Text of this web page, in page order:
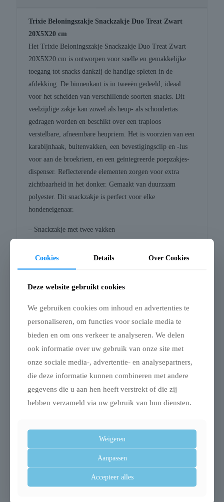
Trixie Beloningszakje Snackzakje Duo Treat Zwart
20X5X20 cm
Het Trixie Beloningszakje Snackzakje Duo Treat Zwart
20X5X20 cm is ontworpen voor snelle en gemakkelijke
toegang tot snacks dankzij de handige spleten in de
afdekking. De binnenkant is in tweeën gedeeld, ideaal
voor het scheiden van verschillende soorten snacks. Dit
veelzijdige zakje kan zowel als heup- als schoudertas
gedragen worden en beschikt over een traploos
verstelbare, afneembare heupriem. Het is voorzien van een
karabijnhaak, buitenvakken, een bevestigingsclip en -lus
voor aan de broekriem, en een geïntegreerde poepzakjes-
dispenser. Reflecterende elementen zorgen voor extra
zichtbaarheid in het donker. Gemaakt van duurzaam
polyester. Dit snackzakje is perfect voor elke
hondeneigenaar.
– Snackzakje met twee vakken
afdekking
– Als heup- of schoudertas of aan de riem te dragen
Afmeting: 20X5X20 cm
Gerelateerde producten
Uitverkocht
Trixie sofa mand
meubelbeschermer
Trixie hondenmand
huis noah vitaal
schuimrubber
Cookies Details Over Cookies
Deze website gebruikt cookies
We gebruiken cookies om inhoud en advertenties te
personaliseren, om functies voor sociale media te
bieden en om ons verkeer te analyseren. We delen
ook informatie over uw gebruik van onze site met
onze sociale media-, advertentie- en analysepartners,
die deze informatie kunnen combineren met andere
gegevens die u aan hen heeft verstrekt of die zij
hebben verzameld via uw gebruik van hun diensten.
Weigeren
Aanpassen
Accepteer alles